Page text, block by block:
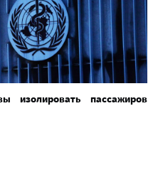
изолировать пассажиров